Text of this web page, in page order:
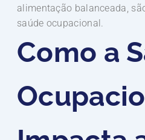
alimentação balanceada,
saúde ocupacional.
Como a